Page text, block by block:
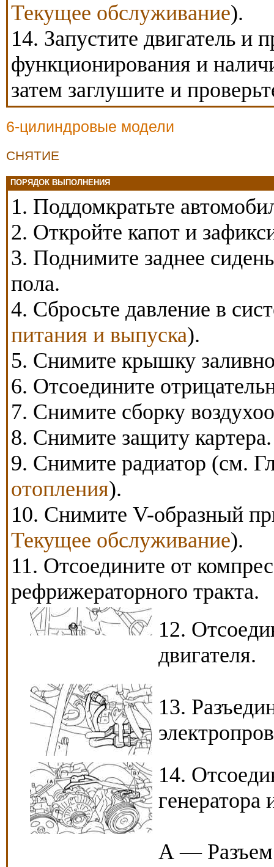
Текущее обслуживание).
14. Запустите двигатель и
функционирования и
затем заглушите и
6-цилиндровые модели
СНЯТИЕ
ПОРЯДОК ВЫПОЛНЕНИЯ
1. Поддомкратьте
2. Откройте капот и
3. Поднимите заднее
пола.
4. Сбросьте давление в
питания и выпуска).
5. Снимите крышку
6. Отсоедините
7. Снимите сборку
8. Снимите защиту картера.
9. Снимите радиатор (см.
отопления).
10. Снимите V-образный
Текущее обслуживание).
11. Отсоедините от
рефрижераторного тракта.
12.
двигателя.
13.
14.
А — Разъем